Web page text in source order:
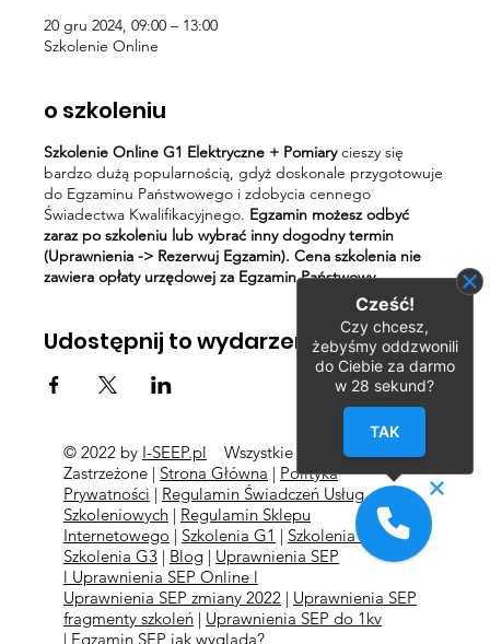
20 gru 2024, 09:00 – 13:00
Szkolenie Online
o szkoleniu
Szkolenie Online G1 Elektryczne + Pomiarycieszy się
bardzo dużą popularnością, gdyż doskonale przygotowuje
do Egzaminu Państwowego i zdobycia cennego
Świadectwa Kwalifikacyjnego. Egzamin możesz odbyć
zaraz po szkoleniu lub wybrać inny dogodny termin
(Uprawnienia -> Rezerwuj Egzamin). Cena szkolenia nie
zawiera opłaty urzędowej za Egzamin Państwowy.
Udostępnij to wydarzenie
© 2022 by I-SEEP.pl
Wszystkie Prawa
Zastrzeżone | Strona Główna | Polityka
Prywatności | Regulamin Świadczeń Usług
Szkoleniowych| Regulamin Sklepu
Internetowego | Szkolenia G1 | Szkolenia G2
l
Szkolenia G3 | Blog| Uprawnienia SEP
l Uprawnienia SEP Online l
Uprawnienia SEP zmiany 2022 | Uprawnienia SEP
fragmenty szkoleń | Uprawnienia SEP do 1kv
| Egzamin SEP jak wygląda?
Cześć!
Czy chcesz,
żebyśmy oddzwonili
do Ciebie za darmo
w 28 sekund?
TAK